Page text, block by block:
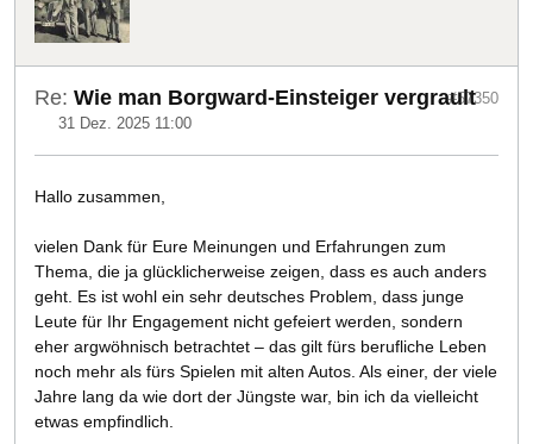
Re: Wie man Borgward-Einsteiger vergrault
31 Dez. 2025 11:00
#57350
Hallo zusammen,
vielen Dank für Eure Meinungen und Erfahrungen zum
Thema, die ja glücklicherweise zeigen, dass es auch anders
geht. Es ist wohl ein sehr deutsches Problem, dass junge
Leute für Ihr Engagement nicht gefeiert werden, sondern
eher argwöhnisch betrachtet – das gilt fürs berufliche Leben
noch mehr als fürs Spielen mit alten Autos. Als einer, der viele
Jahre lang da wie dort der Jüngste war, bin ich da vielleicht
etwas empfindlich.